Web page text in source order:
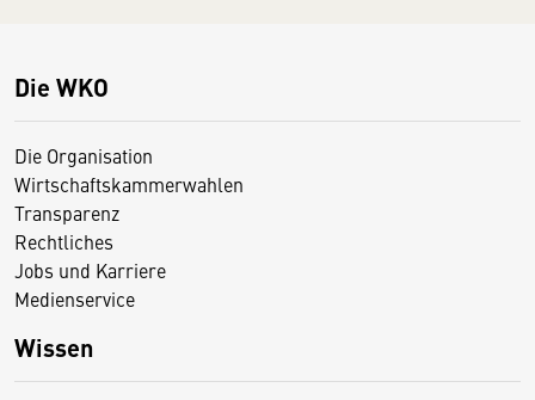
Die WKO
Die Organisation
Wirtschaftskammerwahlen
Transparenz
Rechtliches
Jobs und Karriere
Medienservice
Wissen